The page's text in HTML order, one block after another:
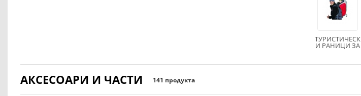
ТУРИСТИЧЕСК
И РАНИЦИ ЗА
НОСЕНЕ НА
АКСЕСОАРИ И ЧАСТИ 141 продукта